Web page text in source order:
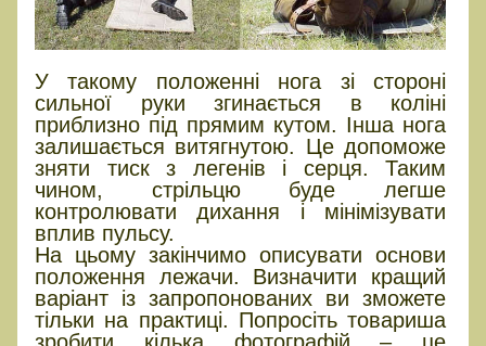
У такому положенні нога зі стороні
сильної руки згинається в коліні
приблизно під прямим кутом. Інша нога
залишається витягнутою. Це допоможе
зняти тиск з легенів і серця. Таким
чином, стрільцю буде легше
контролювати дихання і мінімізувати
вплив пульсу.
На цьому закінчимо описувати основи
положення лежачи. Визначити кращий
варіант із запропонованих ви зможете
тільки на практиці. Попросіть товариша
зробити кілька фотографій – це